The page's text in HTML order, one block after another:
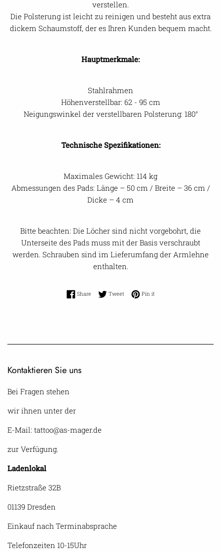
verstellen.
Die Polsterung ist leicht zu reinigen und besteht aus extra
dickem Schaumstoff, der es Ihren Kunden bequem macht.
Hauptmerkmale:
Stahlrahmen
Höhenverstellbar: 62 - 95 cm
Neigungswinkel der verstellbaren Polsterung: 180°
Technische Spezifikationen:
Maximales Gewicht: 114 kg
Abmessungen des Pads: Länge – 50 cm / Breite – 36 cm /
Dicke – 4 cm
Bitte beachten: Die Löcher sind nicht vorgebohrt, die
Unterseite des Pads muss mit der Basis verschraubt
werden. Schrauben sind im Lieferumfang der Armlehne
enthalten.
ShareShare on Facebook
TweetTweet on Twitter
Pin itPin on Pinterest
Kontaktieren Sie uns
Bei Fragen stehen
wir ihnen unter der
E-Mail: tattoo@as-mager.de
zur Verfügung.
Ladenlokal
Rietzstraße 32B
01139 Dresden
Einkauf nach Terminabsprache
Telefonzeiten 10-15Uhr